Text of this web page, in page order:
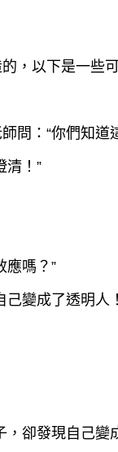
，以下是一些
問：“你們知道
清！”
應嗎？”
己變成了透明人
卻發現自己變